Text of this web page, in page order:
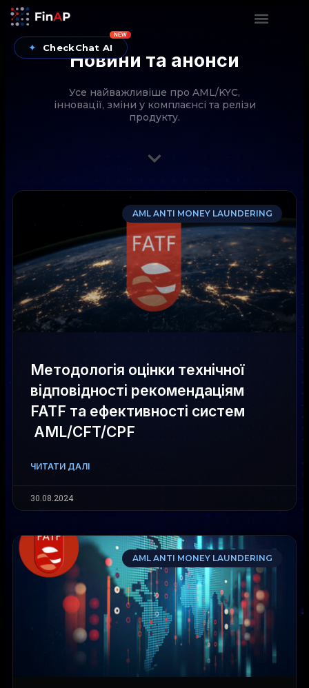
✦ CheckChat AI
NEW
Новини та анонси
Усе найважливіше про AML/KYC,
інновації, зміни у комплаєнсі та релізи
продукту.
AML ANTI MONEY LAUNDERING
Методологія оцінки технічної
відповідності рекомендаціям
FATF та ефективності систем
AML/CFT/CPF
ЧИТАТИ ДАЛІ
30.08.2024
AML ANTI MONEY LAUNDERING